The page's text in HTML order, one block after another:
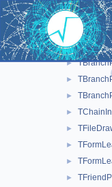
► ROOT
►
►
►
►
►
►
►
►
►
►